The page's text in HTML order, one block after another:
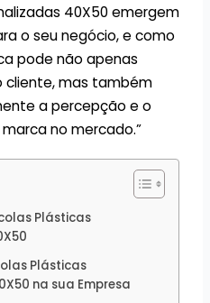
40X50 emergem
o seu negócio, e como
pode não apenas
cliente, mas também
a percepção e o
no mercado.”
Plásticas
Plásticas
na sua Empresa